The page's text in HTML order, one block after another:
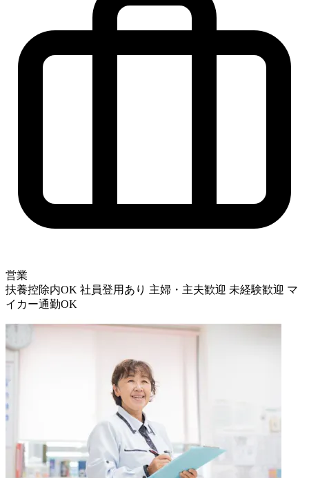
営業
扶養控除内OK 社員登用あり 主婦・主夫歓迎 未経験歓迎 マ
イカー通勤OK